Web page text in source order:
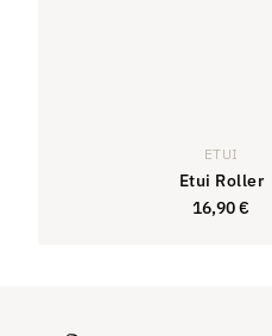
ETUI
Etui Roller
16,90€